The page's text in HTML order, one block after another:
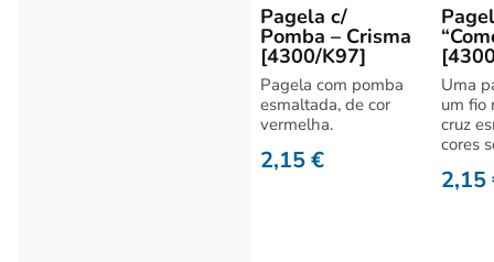
Pagela c/
Pomba – Crisma
[4300/K97]
Pagela com pomba
esmaltada, de cor
vermelha.
2,15€
Uma
um fio
cruz
cores
2,15